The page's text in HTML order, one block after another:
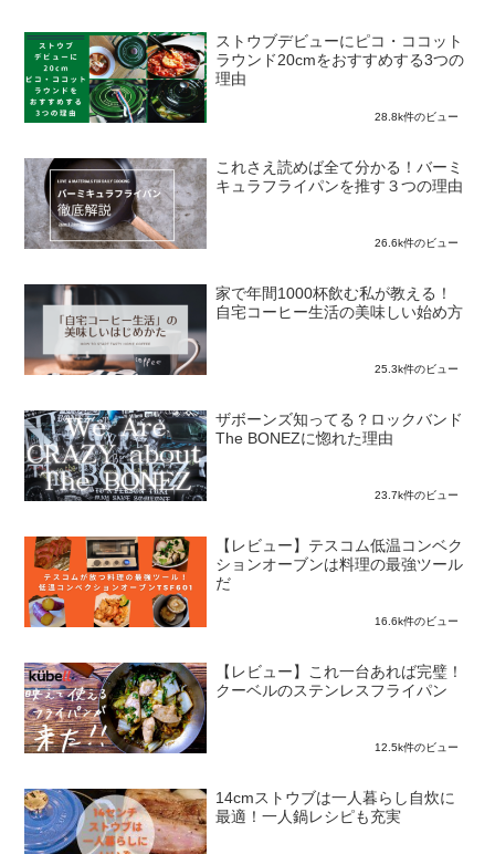
ストウブデビューにピコ・ココット
ラウンド20cmをおすすめする3つの
理由
28.8k件のビュー
これさえ読めば全て分かる！バーミ
キュラフライパンを推す３つの理由
26.6k件のビュー
家で年間1000杯飲む私が教える！
自宅コーヒー生活の美味しい始め方
25.3k件のビュー
ザボーンズ知ってる？ロックバンド
The BONEZに惚れた理由
23.7k件のビュー
【レビュー】テスコム低温コンベク
ションオーブンは料理の最強ツール
だ
16.6k件のビュー
【レビュー】これ一台あれば完璧！
クーベルのステンレスフライパン
12.5k件のビュー
14cmストウブは一人暮らし自炊に
最適！一人鍋レシピも充実